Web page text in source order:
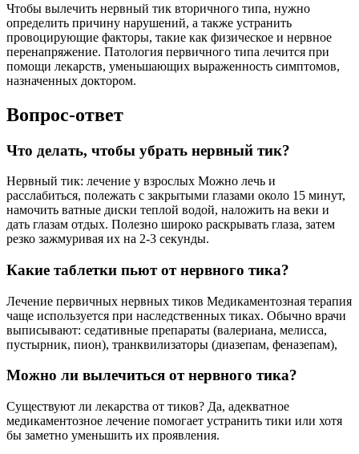
Чтобы вылечить нервный тик вторичного типа, нужно
определить причину нарушений, а также устранить
провоцирующие факторы, такие как физическое и нервное
перенапряжение. Патология первичного типа лечится при
помощи лекарств, уменьшающих выраженность симптомов,
назначенных доктором.
Вопрос-ответ
Что делать, чтобы убрать нервный тик?
Нервный тик: лечение у взрослых Можно лечь и
расслабиться, полежать с закрытыми глазами около 15 минут,
намочить ватные диски теплой водой, наложить на веки и
дать глазам отдых. Полезно широко раскрывать глаза, затем
резко зажмуривая их на 2-3 секунды.
Какие таблетки пьют от нервного тика?
Лечение первичных нервных тиков Медикаментозная терапия
чаще используется при наследственных тиках. Обычно врачи
выписывают: седативные препараты (валериана, мелисса,
пустырник, пион), транквилизаторы (диазепам, феназепам),
Можно ли вылечиться от нервного тика?
Существуют ли лекарства от тиков? Да, адекватное
медикаментозное лечение помогает устранить тики или хотя
бы заметно уменьшить их проявления.